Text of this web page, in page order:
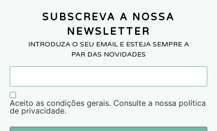
SUBSCREVA A NOSSA
NEWSLETTER
INTRODUZA O SEU EMAIL E ESTEJA SEMPRE A
PAR DAS NOVIDADES
Aceito as condições gerais. Consulte a nossa política
de privacidade.